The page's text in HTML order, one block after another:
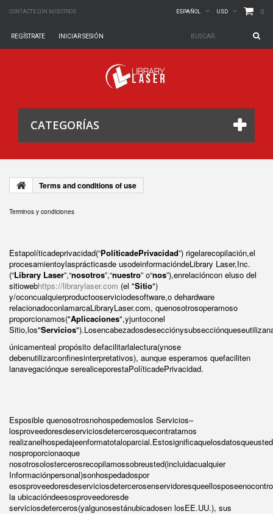
CONTACTE CON NOSOTROS 0
USD
ESPAÑOL
INICIAR SESIÓN
REGÍSTRATE
CATEGORÍAS
Terms and conditions of use
Terminos y condiciones
Estapolíticadeprivacidad(“PolíticadePrivacidad”) rigelarecopilación,el
procesamientoylasprácticasde usodeinformacióndeLibrary Laser,Inc.
(“Library Laser”,“nosotros”,“nuestro” o“nos”),enrelacióncon eluso del
sitiowebhttps://librarylaser.com (el "Sitio")
y/oconcualquierproductooserviciodesoftware,o dehardware
relacionadoconlamarcaLibraryLaser.com, quenosotrosoperamoso
proporcionamos("Aplicaciones",yjuntoconel
Sitio,los"Servicios
únicamenteal propósito defacilitarlalectura(ynose
debenutilizarconfinesinterpretativos), aunque esperamos quefaciliten
lanavegaciónque serealiceporestaPolíticadePrivacidad.
Esposible quenosotrosnohospedemoslos Servicios–
losproveedoresdeserviciosdetercerosquecontratamos
realizanelhospedajeenformatotaloparcial.Estosignificaquelosdatosqueusted
nosproporcionaoque
nosotrosolostercerosrecopilamossobreusted(incluidacualquier
Informaciónpersonal)sonhospedadospor
la ubicacióndeesosproveedoresde
serviciosdeterceros(yalgunosestánubicadosen losEE.UU.), sus